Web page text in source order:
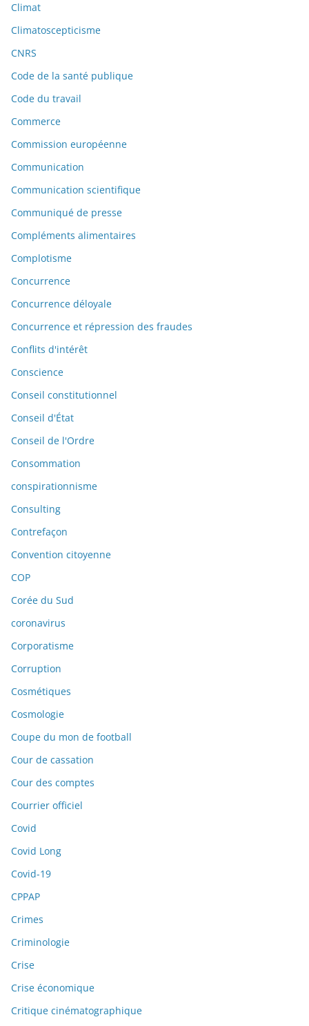
Climat
Climatoscepticisme
CNRS
Code de la santé publique
Code du travail
Commerce
Commission européenne
Communication
Communication scientifique
Communiqué de presse
Compléments alimentaires
Complotisme
Concurrence
Concurrence déloyale
Concurrence et répression des fraudes
Conflits d'intérêt
Conscience
Conseil constitutionnel
Conseil d'État
Conseil de l'Ordre
Consommation
conspirationnisme
Consulting
Contrefaçon
Convention citoyenne
COP
Corée du Sud
coronavirus
Corporatisme
Corruption
Cosmétiques
Cosmologie
Coupe du mon de football
Cour de cassation
Cour des comptes
Courrier officiel
Covid
Covid Long
Covid-19
CPPAP
Crimes
Criminologie
Crise
Crise économique
Critique cinématographique